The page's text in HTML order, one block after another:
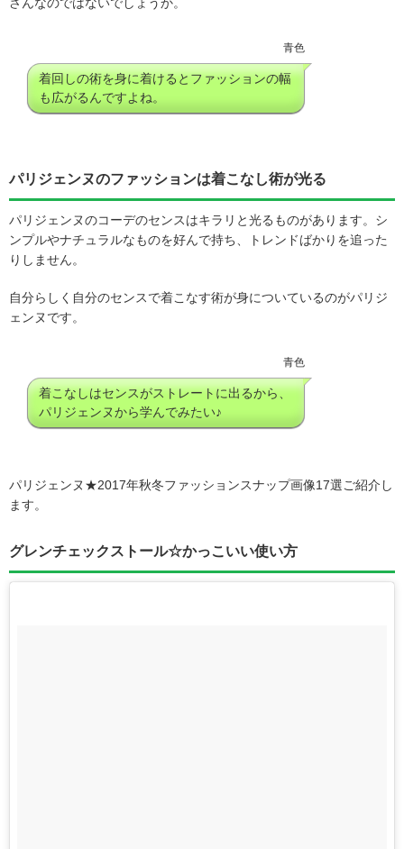
さんなのではないでしょうか。
青色
着回しの術を身に着けるとファッションの幅
も広がるんですよね。
パリジェンヌのファッションは着こなし術が光る
パリジェンヌのコーデのセンスはキラリと光るものがあります。シ
ンプルやナチュラルなものを好んで持ち、トレンドばかりを追った
りしません。
自分らしく自分のセンスで着こなす術が身についているのがパリジ
ェンヌです。
青色
着こなしはセンスがストレートに出るから、
パリジェンヌから学んでみたい♪
パリジェンヌ★2017年秋冬ファッションスナップ画像17選ご紹介し
ます。
グレンチェックストール☆かっこいい使い方